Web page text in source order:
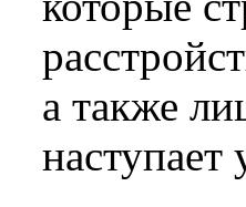
а также
наступает